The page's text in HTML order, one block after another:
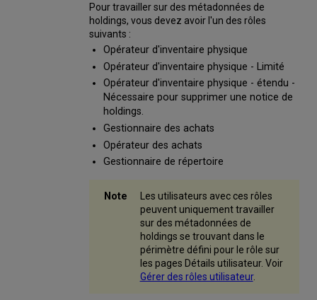
Pour travailler sur des métadonnées de
holdings, vous devez avoir l'un des rôles
suivants :
Opérateur d'inventaire physique
Opérateur d'inventaire physique - Limité
Opérateur d'inventaire physique - étendu -
Nécessaire pour supprimer une notice de
holdings.
Gestionnaire des achats
Opérateur des achats
Gestionnaire de répertoire
Les utilisateurs avec ces rôles
peuvent uniquement travailler
sur des métadonnées de
holdings se trouvant dans le
périmètre défini pour le rôle sur
les pages Détails utilisateur. Voir
Gérer des rôles utilisateur.